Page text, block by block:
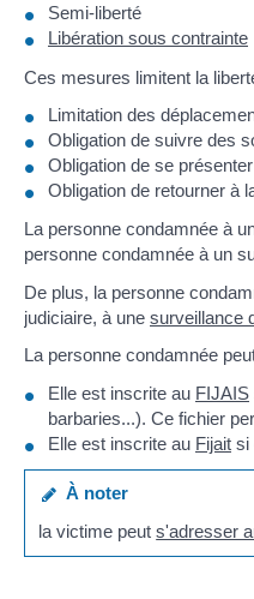
Semi-liberté
Libération sous contrainte
Ces mesures limitent la
Limitation des
Obligation de suivre des
Obligation de se
Obligation de retourner à
La personne condamnée à
personne condamnée à un
De plus, la personne
judiciaire, à une surveillance
La personne condamnée
Elle est inscrite au FIJAIS
barbaries...). Ce fichier
Elle est inscrite au Fijait si
À noter
la victime peuts'adresser